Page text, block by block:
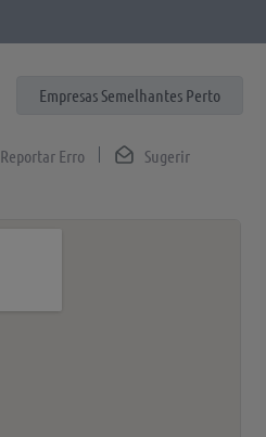
Empresas Semelhantes Perto
Sugerir
Reportar Erro